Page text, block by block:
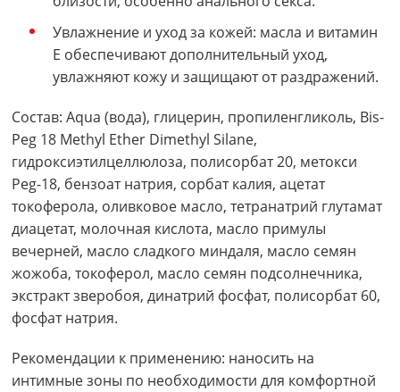
Увлажнение и уход за кожей: масла и витамин
E обеспечивают дополнительный уход,
увлажняют кожу и защищают от раздражений.
Состав: Aqua (вода), глицерин, пропиленгликоль, Bis-
Peg 18 Methyl Ether Dimethyl Silane,
гидроксиэтилцеллюлоза, полисорбат 20, метокси
Peg-18, бензоат натрия, сорбат калия, ацетат
токоферола, оливковое масло, тетранатрий глутамат
диацетат, молочная кислота, масло примулы
вечерней, масло сладкого миндаля, масло семян
жожоба, токоферол, масло семян подсолнечника,
экстракт зверобоя, динатрий фосфат, полисорбат 60,
фосфат натрия.
Рекомендации к применению: наносить на
интимные зоны по необходимости для комфортной